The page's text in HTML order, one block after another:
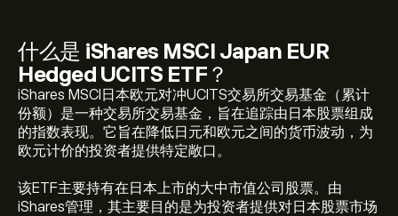
什么是 iShares MSCI Japan EUR
Hedged UCITS ETF ？
iShares MSCI日本欧元对冲UCITS交易所交易基金（累计
份额）是一种交易所交易基金，旨在追踪由日本股票组成
的指数表现。它旨在降低日元和欧元之间的货币波动，为
欧元计价的投资者提供特定敞口。
该ETF主要持有在日本上市的大中市值公司股票。由
iShares管理，其主要目的是为投资者提供对日本股票市场